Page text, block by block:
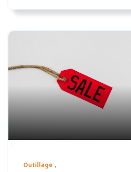
Outillage